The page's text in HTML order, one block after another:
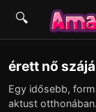
🔍
érett nő
Egy idősebb,
aktust otthonában.